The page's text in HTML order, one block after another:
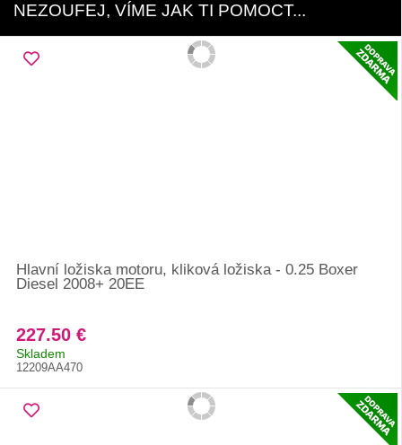
NEZOUFEJ, VÍME JAK TI POMOCT...
Hlavní ložiska motoru, kliková ložiska - 0.25 Boxer
Diesel 2008+ 20EE
227.50 €
Skladem
12209AA470